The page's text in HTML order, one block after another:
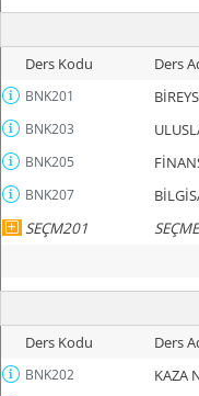
Ders Kodu
Ders
BNK201
BNK203
BNK205
BNK207
SEÇM201
Ders Kodu
Ders
BNK202 KAZA